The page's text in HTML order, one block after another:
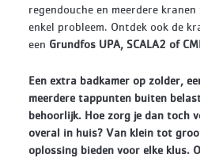
regendouche en meerdere
enkel probleem. Ontdek ook de
een Grundfos UPA, SCALA2 of
Een extra badkamer op zolder,
meerdere tappunten buiten
behoorlijk. Hoe zorg je dan toch
overal in huis? Van klein tot
oplossing bieden voor elke klus.